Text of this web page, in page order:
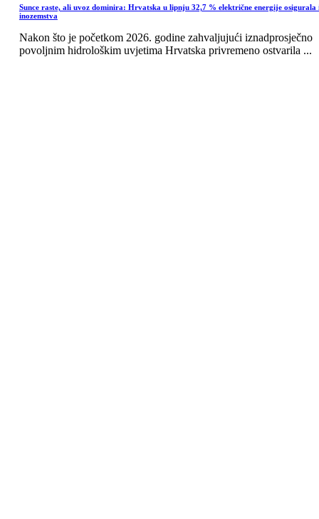
Sunce raste, ali uvoz dominira: Hrvatska u lipnju 32,7 % električne energije osigurala
inozemstva
Nakon što je početkom 2026. godine zahvaljujući iznadprosječno
povoljnim hidrološkim uvjetima Hrvatska privremeno ostvarila ...